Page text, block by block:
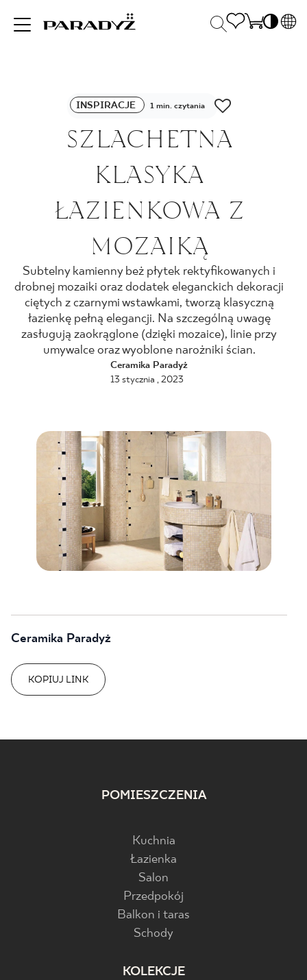
INSPIRACJE
PRODUKTY
KOLEKCJE
DLA BIZNESU
BLOG
GDZIE KUPIĆ
KARIERA
MÓJ PROFIL
KONTAKT
INSPIRACJE 1 min. czytania
SZLACHETNA
KLASYKA
ŁAZIENKOWA Z
MOZAIKĄ
Subtelny kamienny beż płytek rektyfikowanych i
drobnej mozaiki oraz dodatek eleganckich dekoracji
ciętych z czarnymi wstawkami, tworzą klasyczną
łazienkę pełną elegancji. Na szczególną uwagę
zasługują zaokrąglone (dzięki mozaice), linie przy
umywalce oraz wyoblone narożniki ścian.
Ceramika Paradyż
13 stycznia , 2023
Ceramika Paradyż
KOPIUJ LINK
POMIESZCZENIA
Kuchnia
Łazienka
Salon
Przedpokój
Balkon i taras
Schody
KOLEKCJE